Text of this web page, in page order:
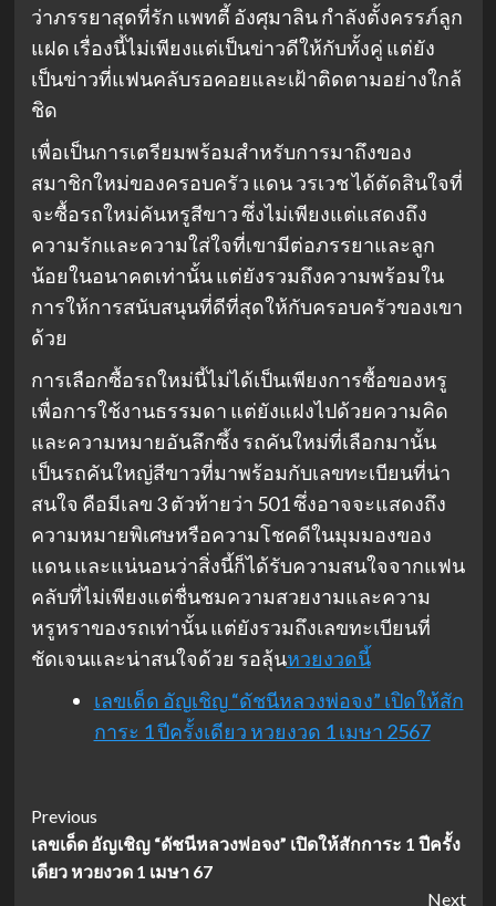
ว่าภรรยาสุดที่รัก แพทตี้ อังศุมาลิน กำลังตั้งครรภ์ลูก
แฝด เรื่องนี้ไม่เพียงแต่เป็นข่าวดีให้กับทั้งคู่ แต่ยัง
เป็นข่าวที่แฟนคลับรอคอยและเฝ้าติดตามอย่างใกล้
ชิด
เพื่อเป็นการเตรียมพร้อมสำหรับการมาถึงของ
สมาชิกใหม่ของครอบครัว แดน วรเวช ได้ตัดสินใจที่
จะซื้อรถใหม่คันหรูสีขาว ซึ่งไม่เพียงแต่แสดงถึง
ความรักและความใส่ใจที่เขามีต่อภรรยาและลูก
น้อยในอนาคตเท่านั้น แต่ยังรวมถึงความพร้อมใน
การให้การสนับสนุนที่ดีที่สุดให้กับครอบครัวของเขา
ด้วย
การเลือกซื้อรถใหม่นี้ไม่ได้เป็นเพียงการซื้อของหรู
เพื่อการใช้งานธรรมดา แต่ยังแฝงไปด้วยความคิด
และความหมายอันลึกซึ้ง รถคันใหม่ที่เลือกมานั้น
เป็นรถคันใหญ่สีขาวที่มาพร้อมกับเลขทะเบียนที่น่า
สนใจ คือมีเลข 3 ตัวท้ายว่า 501 ซึ่งอาจจะแสดงถึง
ความหมายพิเศษหรือความโชคดีในมุมมองของ
แดน และแน่นอนว่าสิ่งนี้ก็ได้รับความสนใจจากแฟน
คลับที่ไม่เพียงแต่ชื่นชมความสวยงามและความ
หรูหราของรถเท่านั้น แต่ยังรวมถึงเลขทะเบียนที่
ชัดเจนและน่าสนใจด้วย รอลุ้นหวยงวดนี้
เลขเด็ด อัญเชิญ “ดัชนีหลวงพ่อจง” เปิดให้สัก
การะ 1 ปีครั้งเดียว หวยงวด 1 เมษา 2567
Post
Navigation
Previous
เลขเด็ด อัญเชิญ “ดัชนีหลวงพ่อจง” เปิดให้สักการะ 1 ปีครั้ง
เดียว หวยงวด 1 เมษา 67
Next